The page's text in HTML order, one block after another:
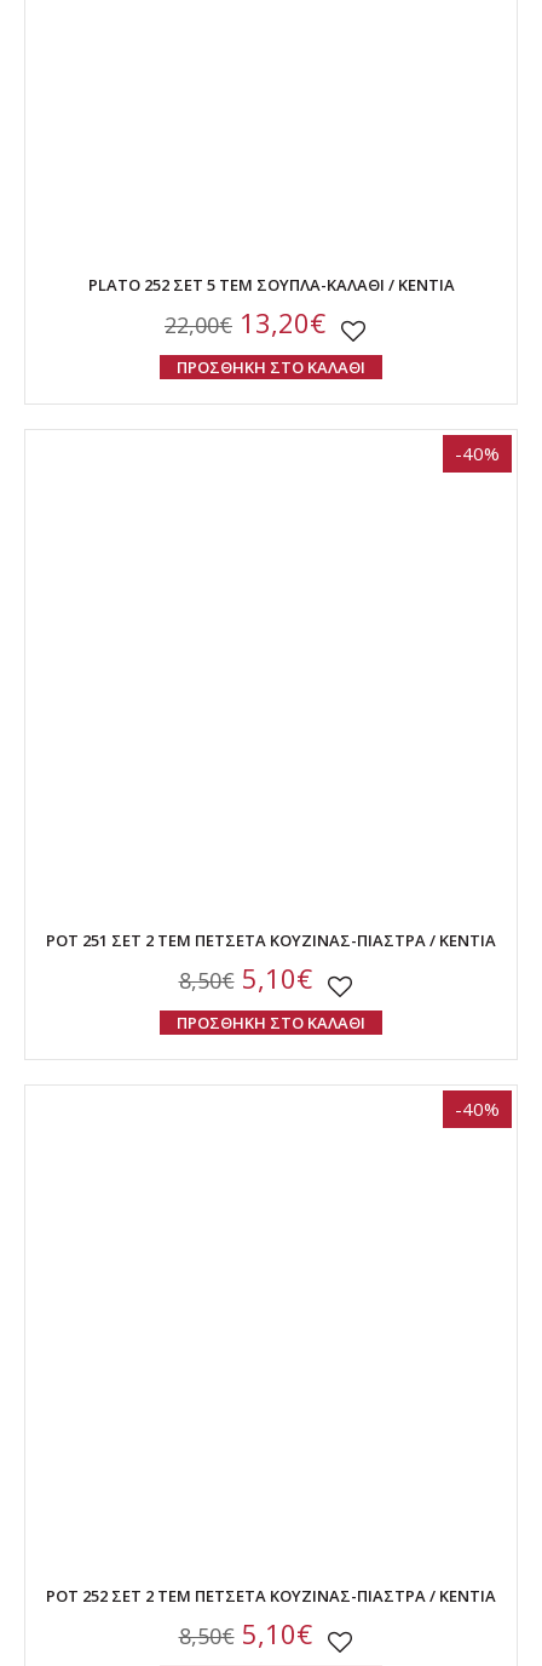
PLATO 252 ΣΕΤ 5 ΤΕΜ ΣΟΥΠΛΑ-ΚΑΛΑΘΙ / KENTIA
22,00€ 13,20€
ΠΡΟΣΘΗΚΗ ΣΤΟ ΚΑΛΑΘΙ
-40%
POT 251 ΣΕΤ 2 ΤΕΜ ΠΕΤΣΕΤΑ ΚΟΥΖΙΝΑΣ-ΠΙΑΣΤΡΑ / KENTIA
8,50€5,10€
ΠΡΟΣΘΗΚΗ ΣΤΟ ΚΑΛΑΘΙ
-40%
POT 252 ΣΕΤ 2 ΤΕΜ ΠΕΤΣΕΤΑ ΚΟΥΖΙΝΑΣ-ΠΙΑΣΤΡΑ / KENTIA
8,50€5,10€